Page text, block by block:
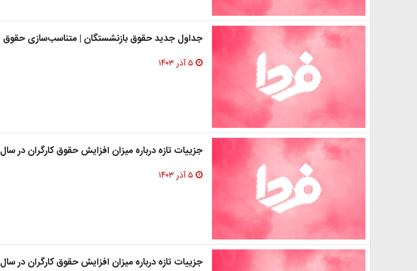
جداول جدید حقوق بازنشستگان | متناسب‌سازی حقوق
۵ آذر ۱۴۰۳
جزییات تازه درباره میزان افزایش حقوق کارگران در سال 1404
۵ آذر ۱۴۰۳
جزییات تازه درباره میزان افزایش حقوق کارگران در سال 1404